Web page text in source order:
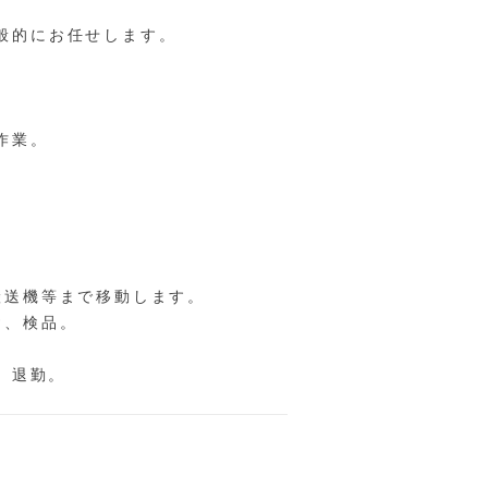
にお任せします。
業。
機等まで移動します。
検品。
勤。